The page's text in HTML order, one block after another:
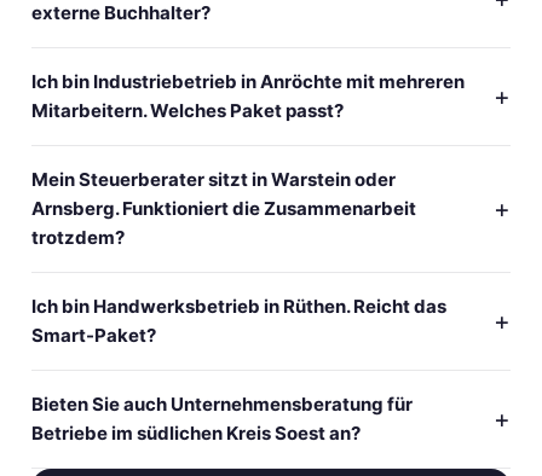
externe Buchhalter?
Ich bin Industriebetrieb in Anröchte mit mehreren
Mitarbeitern. Welches Paket passt?
Mein Steuerberater sitzt in Warstein oder
Arnsberg. Funktioniert die Zusammenarbeit
trotzdem?
Ich bin Handwerksbetrieb in Rüthen. Reicht das
Smart-Paket?
Bieten Sie auch Unternehmensberatung für
Betriebe im südlichen Kreis Soest an?